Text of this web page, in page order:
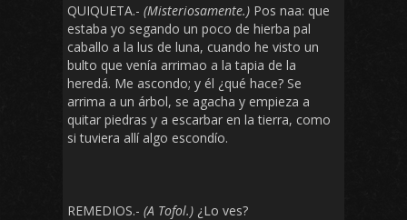
QUIQUETA.- (Misteriosamente.) Pos naa: que
estaba yo segando un poco de hierba pal
caballo a la lus de luna, cuando he visto un
bulto que venía arrimao a la tapia de la
heredá. Me ascondo; y él ¿qué hace? Se
arrima a un árbol, se agacha y empieza a
quitar piedras y a escarbar en la tierra, como
si tuviera allí algo escondío.
REMEDIOS.- (A Tofol.) ¿Lo ves?